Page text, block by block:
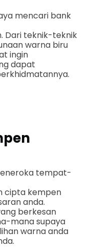
mencari bank
Dari teknik-teknik
warna biru
ingin
dapat
tempat-
cipta kempen
anda.
berkesan
mana supaya
warna anda